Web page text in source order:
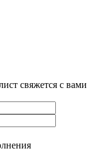
свяжется с вами